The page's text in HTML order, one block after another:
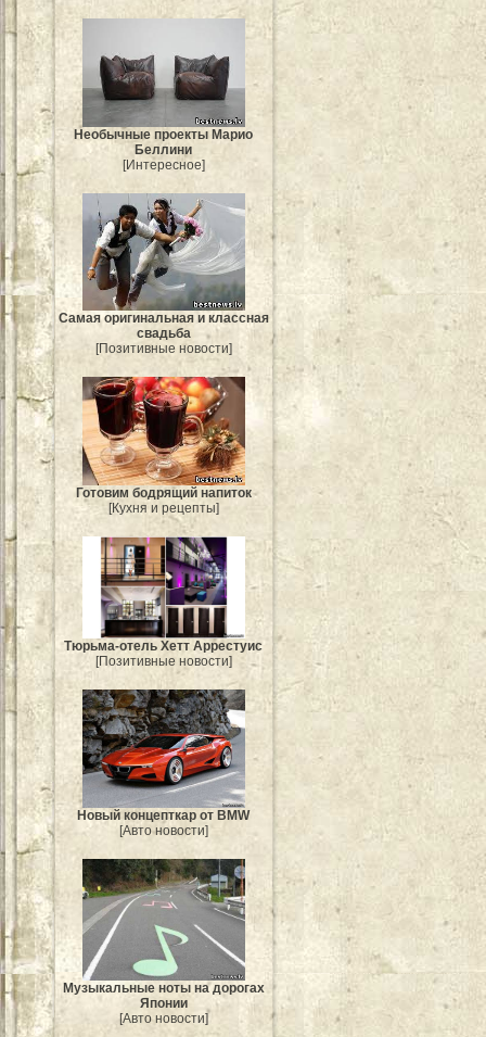
Необычные проекты Марио
Беллини
[Интересное]
Самая оригинальная и классная
свадьба
[Позитивные новости]
Готовим бодрящий напиток
[Кухня и рецепты]
Тюрьма-отель Хетт Аррестуис
[Позитивные новости]
Новый концепткар от BMW
[Авто новости]
Музыкальные ноты на дорогах
Японии
[Авто новости]